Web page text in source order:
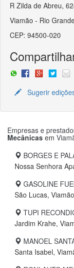
R Zilda de Abreu,
Viamão - Rio
CEP: 94500-020
Sugerir
Empresas e
Mecânicas em
BORGES E
Nossa Senhora
GASOLINE
São Lucas,
TUPI
Jardim Krahe,
MANOEL
Santa Isabel,